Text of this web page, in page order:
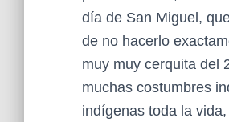
día de San Miguel,
de no hacerlo
muy muy cerquita del
muchas costumbres
indígenas toda la